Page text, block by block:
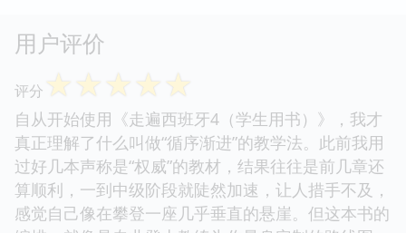
用户评价
评分 ☆☆☆☆☆
自从开始使用《走遍西班牙4（学生用书）》，我才
真正理解了什么叫做“循序渐进”的教学法。此前我用
过好几本声称是“权威”的教材，结果往往是前几章还
算顺利，一到中级阶段就陡然加速，让人措手不及，
感觉自己像在攀登一座几乎垂直的悬崖。但这本书的